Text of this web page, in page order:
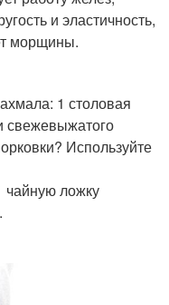
и эластичность,
морщины.
1 столовая
свежевыжатого
Используйте
чайную ложку